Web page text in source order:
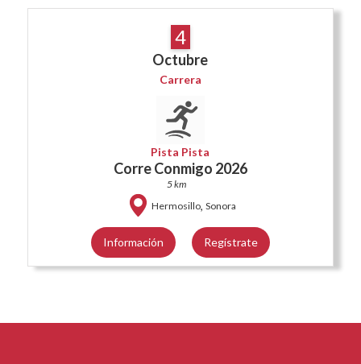
4
Octubre
Carrera
Pista Pista
Corre Conmigo 2026
5 km
Hermosillo, Sonora
Información Regístrate